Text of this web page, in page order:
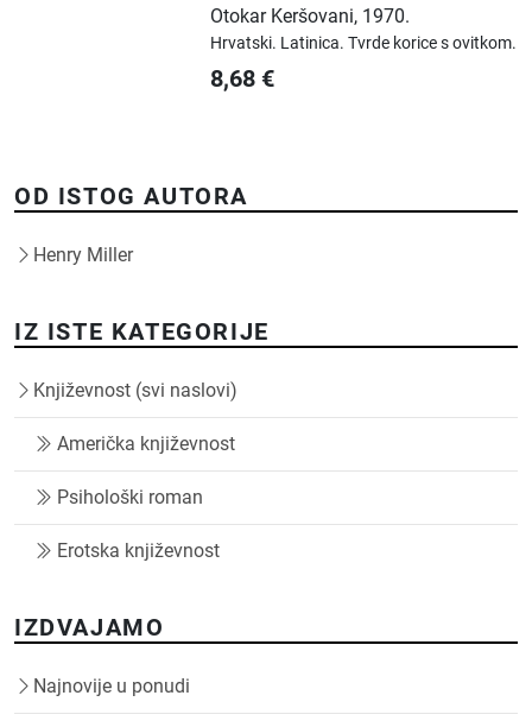
Otokar Keršovani, 1970.
Hrvatski. Latinica.Tvrde korice s ovitkom.
8,68 €
OD ISTOG AUTORA
Henry Miller
IZ ISTE KATEGORIJE
Književnost (svi naslovi)
Američka književnost
Psihološki roman
Erotska književnost
IZDVAJAMO
Najnovije u ponudi